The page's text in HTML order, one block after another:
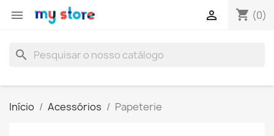
 shopping_cart (0)

search
Início Acessórios Papeterie